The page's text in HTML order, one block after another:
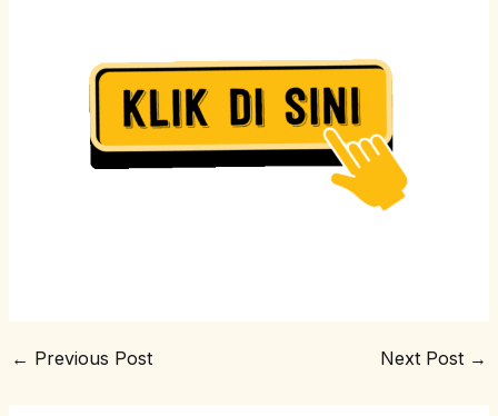
← Previous Post Next Post →